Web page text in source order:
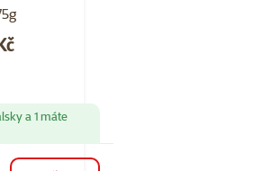
a 1 máte